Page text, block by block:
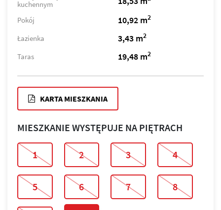
kuchennym
Pokój 10,92 m2
Łazienka 3,43 m2
Taras 19,48 m2
KARTA MIESZKANIA
MIESZKANIE WYSTĘPUJE NA PIĘTRACH
1 2 3 4
5 6 7 8